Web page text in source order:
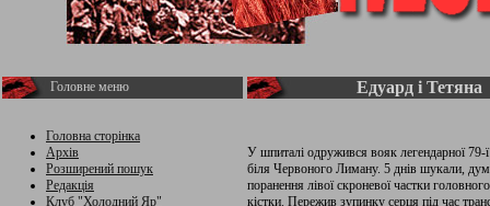
Головне меню
Головна сторінка
Архів
Розширений пошук
Редакція
Клуб "Холодний Яр"
Едуард і Тетяна
У шпиталі одружився вояк легендарної
біля Червоного Лиману. 5 днів шукали,
поранення лівої скроневої частки
кістки. Пережив зупинку серця під час